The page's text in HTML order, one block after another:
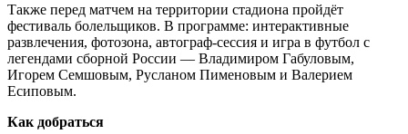
Также перед матчем на территории стадиона пройдёт
фестиваль болельщиков. В программе: интерактивные
развлечения, фотозона, автограф-сессия и игра в футбол с
легендами сборной России — Владимиром Габуловым,
Игорем Семшовым, Русланом Пименовым и Валерием
Есиповым.
Как добраться